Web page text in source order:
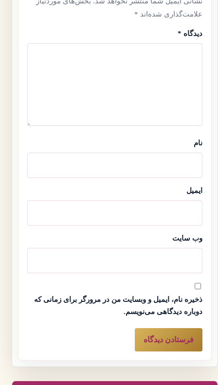
علامت‌گذاری شده‌اند *
دیدگاه *
نام
ایمیل
وب‌ سایت
ذخیره نام، ایمیل و وبسایت من در مرورگر برای زمانی که
دوباره دیدگاهی می‌نویسم.